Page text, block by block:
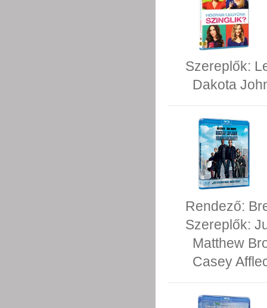
Szereplők:
Dakota
Rendező:
Szereplők:
Matthew
Casey